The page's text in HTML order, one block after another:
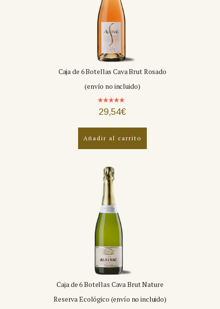
Caja de 6 Botellas Cava Brut Rosado
(envío no incluido)
Valorado
con
de 5
29,54€
Añadir al carrito
Caja de 6 Botellas Cava Brut Nature
Reserva Ecológico (envío no incluido)